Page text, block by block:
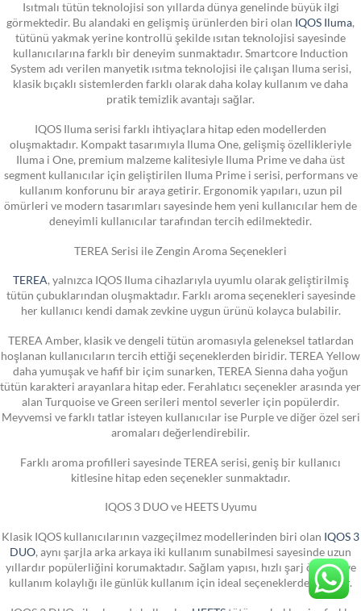
Isıtmalı tütün teknolojisi son yıllarda dünya genelinde büyük ilgi
görmektedir. Bu alandaki en gelişmiş ürünlerden biri olan IQOS Iluma,
tütünü yakmak yerine kontrollü şekilde ısıtan teknolojisi sayesinde
kullanıcılarına farklı bir deneyim sunmaktadır. Smartcore Induction
System adı verilen manyetik ısıtma teknolojisi ile çalışan Iluma serisi,
klasik bıçaklı sistemlerden farklı olarak daha kolay kullanım ve daha
pratik temizlik avantajı sağlar.
IQOS Iluma serisi farklı ihtiyaçlara hitap eden modellerden
oluşmaktadır. Kompakt tasarımıyla Iluma One, gelişmiş özellikleriyle
Iluma i One, premium malzeme kalitesiyle Iluma Prime ve daha üst
segment kullanıcılar için geliştirilen Iluma Prime i serisi, performans ve
kullanım konforunu bir araya getirir. Ergonomik yapıları, uzun pil
ömürleri ve modern tasarımları sayesinde hem yeni kullanıcılar hem de
deneyimli kullanıcılar tarafından tercih edilmektedir.
TEREA Serisi ile Zengin Aroma Seçenekleri
TEREA, yalnızca IQOS Iluma cihazlarıyla uyumlu olarak geliştirilmiş
tütün çubuklarından oluşmaktadır. Farklı aroma seçenekleri sayesinde
her kullanıcı kendi damak zevkine uygun ürünü kolayca bulabilir.
TEREA Amber, klasik ve dengeli tütün aromasıyla geleneksel tatlardan
hoşlanan kullanıcıların tercih ettiği seçeneklerden biridir. TEREA Yellow
daha yumuşak ve hafif bir içim sunarken, TEREA Sienna daha yoğun
tütün karakteri arayanlara hitap eder. Ferahlatıcı seçenekler arasında yer
alan Turquoise ve Green serileri mentol severler için popülerdir.
Meyvemsi ve farklı tatlar isteyen kullanıcılar ise Purple ve diğer özel seri
aromaları değerlendirebilir.
Farklı aroma profilleri sayesinde TEREA serisi, geniş bir kullanıcı
kitlesine hitap eden seçenekler sunmaktadır.
IQOS 3 DUO ve HEETS Uyumu
Klasik IQOS kullanıcılarının vazgeçilmez modellerinden biri olan IQOS 3
DUO, aynı şarjla arka arkaya iki kullanım sunabilmesi sayesinde uzun
yıllardır popülerliğini korumaktadır. Sağlam yapısı, hızlı şarj özelliği ve
kullanım kolaylığı ile günlük kullanım için ideal seçeneklerden biridir.